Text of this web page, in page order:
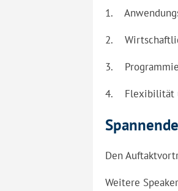
1.
2.
3.
4. Flexibilität
Den
Weitere